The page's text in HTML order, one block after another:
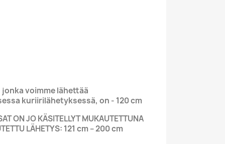
voimme lähettää
kuriirilähetyksessä, on - 120 cm
ON JO KÄSITELLYT MUKAUTETTUNA
LÄHETYS: 121 cm – 200 cm